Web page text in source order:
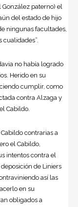
paterno) el
del estado de hijo
ningunas facultades,
cualidades”.
no había logrado
Herido en su
cumplir, como
contra Alzaga y
Cabildo.
contrarias a
el Cabildo,
intentos contra el
de Liniers
así las
en su
obligados a